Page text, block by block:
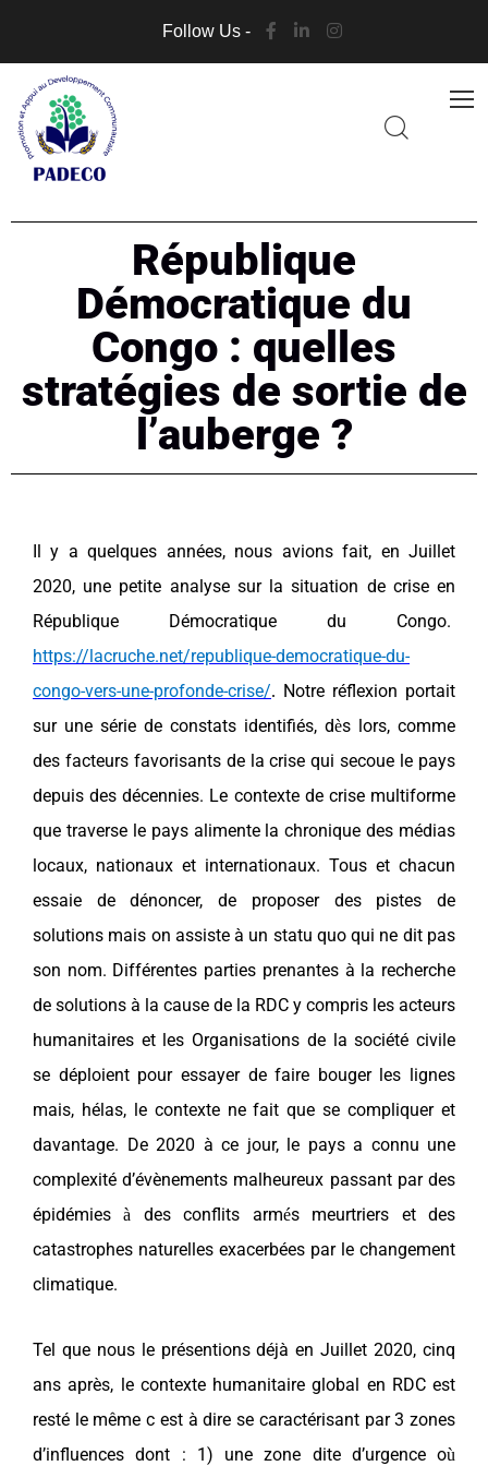
Follow Us -
République
Démocratique du
Congo : quelles
stratégies de sortie de
l’auberge ?
Il y a quelques années, nous avions fait, en Juillet
2020, une petite analyse sur la situation de crise en
République Démocratique du Congo.
https://lacruche.net/republique-democratique-du-
congo-vers-une-profonde-crise/. Notre réflexion portait
sur une série de constats identifiés, dès lors, comme
des facteurs favorisants de la crise qui secoue le pays
depuis des décennies. Le contexte de crise multiforme
que traverse le pays alimente la chronique des médias
locaux, nationaux et internationaux. Tous et chacun
essaie de dénoncer, de proposer des pistes de
solutions mais on assiste à un statu quo qui ne dit pas
son nom. Différentes parties prenantes à la recherche
de solutions à la cause de la RDC y compris les acteurs
humanitaires et les Organisations de la société civile
se déploient pour essayer de faire bouger les lignes
mais, hélas, le contexte ne fait que se compliquer et
davantage. De 2020 à ce jour, le pays a connu une
complexité d’évènements malheureux passant par des
épidémiesà des conflits armés meurtriers et des
catastrophes naturelles exacerbées par le changement
climatique.
Tel que nous le présentions déjà en Juillet 2020, cinq
ans après, le contexte humanitaire global en RDC est
resté le même c est à dire se caractérisant par 3 zones
d’influences dont : 1) une zone dite d’urgence où